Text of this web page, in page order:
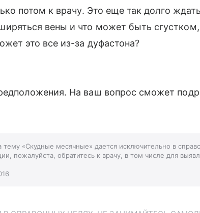
потом к врачу. Это еще так долго
вены и что может быть сгустком,
это все из-за дуфастона?
На ваш вопрос сможет
тему «Скудные месячные» дается исключительно в
пожалуйста, обратитесь к врачу, в том числе для